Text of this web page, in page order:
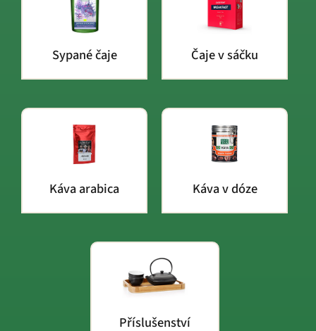
Sypané čaje Čaje v sáčku
Káva arabica Káva v dóze
Příslušenství